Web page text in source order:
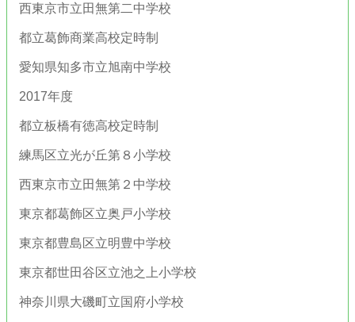
西東京市立田無第二中学校
都立葛飾商業高校定時制
愛知県知多市立旭南中学校
2017年度
都立板橋有徳高校定時制
練馬区立光が丘第８小学校
西東京市立田無第２中学校
東京都葛飾区立奥戸小学校
東京都豊島区立明豊中学校
東京都世田谷区立池之上小学校
神奈川県大磯町立国府小学校